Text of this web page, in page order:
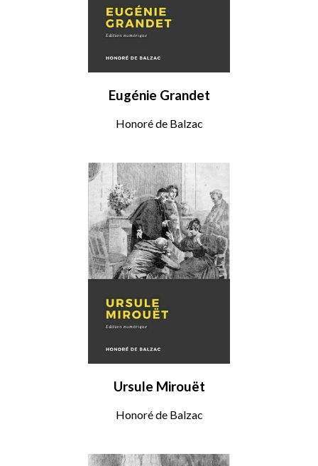
Eugénie Grandet
Honoré de Balzac
Ursule Mirouët
Honoré de Balzac